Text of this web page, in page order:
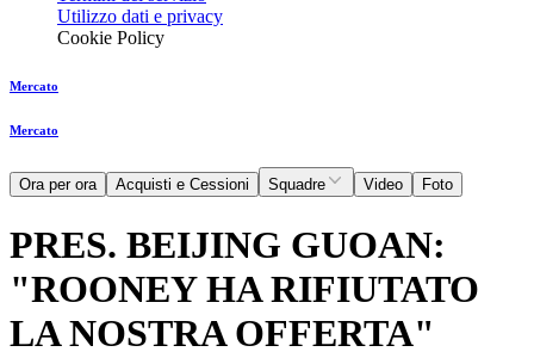
Utilizzo dati e privacy
Cookie Policy
Mercato
Mercato
Ora per ora Acquisti e Cessioni Squadre Video Foto
PRES. BEIJING GUOAN:
"ROONEY HA RIFIUTATO
LA NOSTRA OFFERTA"